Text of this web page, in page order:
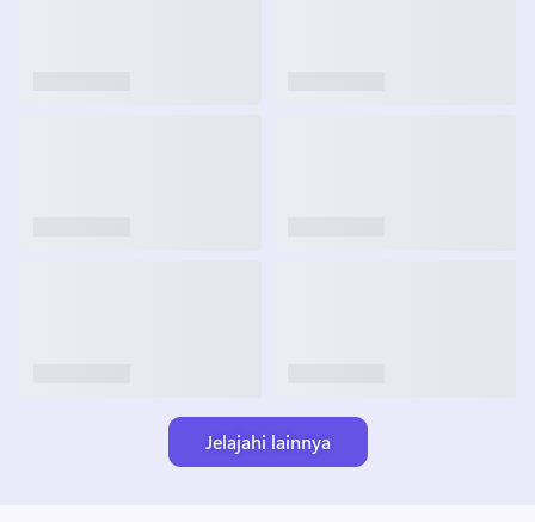
Jelajahi lainnya